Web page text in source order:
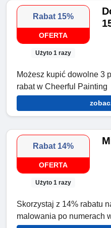
Rabat 15%
OFERTA
Użyto 1 razy
Możesz kupić dowolne 3
rabat w Cheerful Painting
Rabat 14%
OFERTA
Użyto 1 razy
Skorzystaj z 14% rabatu
malowania po numerach